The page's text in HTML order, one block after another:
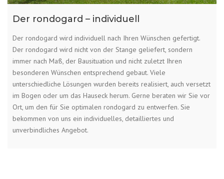
Der rondogard – individuell
Der rondogard wird individuell nach Ihren Wünschen gefertigt.
Der rondogard wird nicht von der Stange geliefert, sondern
immer nach Maß, der Bausituation und nicht zuletzt Ihren
besonderen Wünschen entsprechend gebaut. Viele
unterschiedliche Lösungen wurden bereits realisiert, auch versetzt
im Bogen oder um das Hauseck herum. Gerne beraten wir Sie vor
Ort, um den für Sie optimalen rondogard zu entwerfen. Sie
bekommen von uns ein individuelles, detailliertes und
unverbindliches Angebot.